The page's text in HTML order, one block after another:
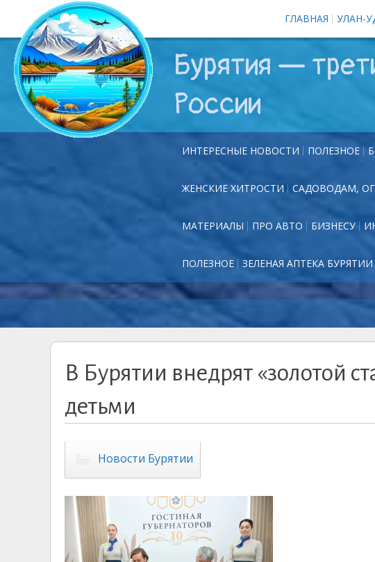
ГЛАВНАЯ УЛАН-
Бурятия —
России
ИНТЕРЕСНЫЕ НОВОСТИ ПОЛЕЗНОЕ
ЖЕНСКИЕ ХИТРОСТИ САДОВОДАМ,
МАТЕРИАЛЫ ПРО АВТО БИЗНЕСУ
ПОЛЕЗНОЕ ЗЕЛЕНАЯ АПТЕКА БУРЯТИИ
В Бурятии внедрят «золотой
детьми
Новости Бурятии